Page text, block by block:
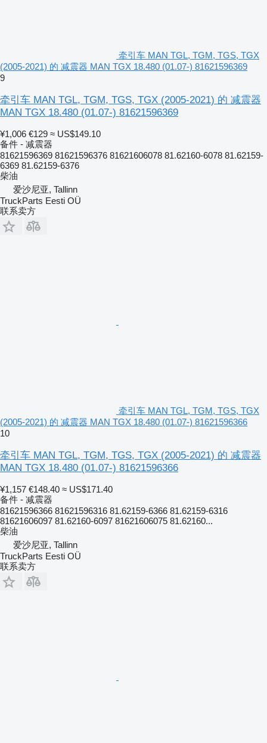
牵引车 MAN TGL, TGM, TGS, TGX
(2005-2021) 的 减震器 MAN TGX 18.480 (01.07-) 81621596369
9
牵引车 MAN TGL, TGM, TGS, TGX (2005-2021) 的 减震器
MAN TGX 18.480 (01.07-) 81621596369
¥1,006 €129 ≈ US$149.10
备件 - 减震器
81621596369 81621596376 81621606078 81.62160-6078 81.62159-
6369 81.62159-6376
柴油
爱沙尼亚, Tallinn
TruckParts Eesti OÜ
联系卖方
牵引车 MAN TGL, TGM, TGS, TGX
(2005-2021) 的 减震器 MAN TGX 18.480 (01.07-) 81621596366
10
牵引车 MAN TGL, TGM, TGS, TGX (2005-2021) 的 减震器
MAN TGX 18.480 (01.07-) 81621596366
¥1,157 €148.40 ≈ US$171.40
备件 - 减震器
81621596366 81621596316 81.62159-6366 81.62159-6316
81621606097 81.62160-6097 81621606075 81.62160...
柴油
爱沙尼亚, Tallinn
TruckParts Eesti OÜ
联系卖方